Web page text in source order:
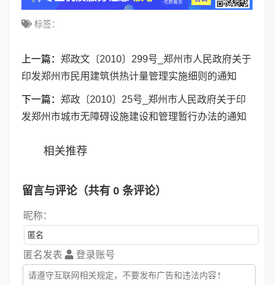
标签：
上一篇： 郑政文〔2010〕299号_郑州市人民政府关于
印发郑州市民用建筑供热计量管理实施细则的通知
下一篇： 郑政〔2010〕25号_郑州市人民政府关于印
发郑州市城市无障碍设施建设和管理暂行办法的通知
相关推荐
留言与评论（共有 0 条评论）
昵称：
匿名发表 登录账号